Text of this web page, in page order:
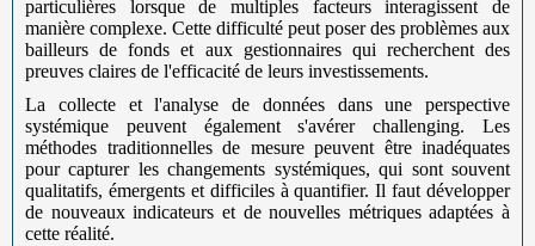
particulières lorsque de multiples facteurs interagissent de
manière complexe. Cette difficulté peut poser des problèmes aux
bailleurs de fonds et aux gestionnaires qui recherchent des
preuves claires de l'efficacité de leurs investissements.
La collecte et l'analyse de données dans une perspective
systémique peuvent également s'avérer challenging. Les
méthodes traditionnelles de mesure peuvent être inadéquates
pour capturer les changements systémiques, qui sont souvent
qualitatifs, émergents et difficiles à quantifier. Il faut développer
de nouveaux indicateurs et de nouvelles métriques adaptées à
cette réalité.